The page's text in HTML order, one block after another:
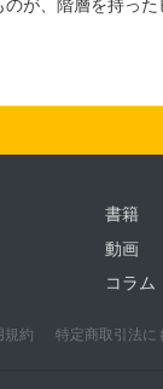
書籍
動画
コラム
規約 特定商取引法に